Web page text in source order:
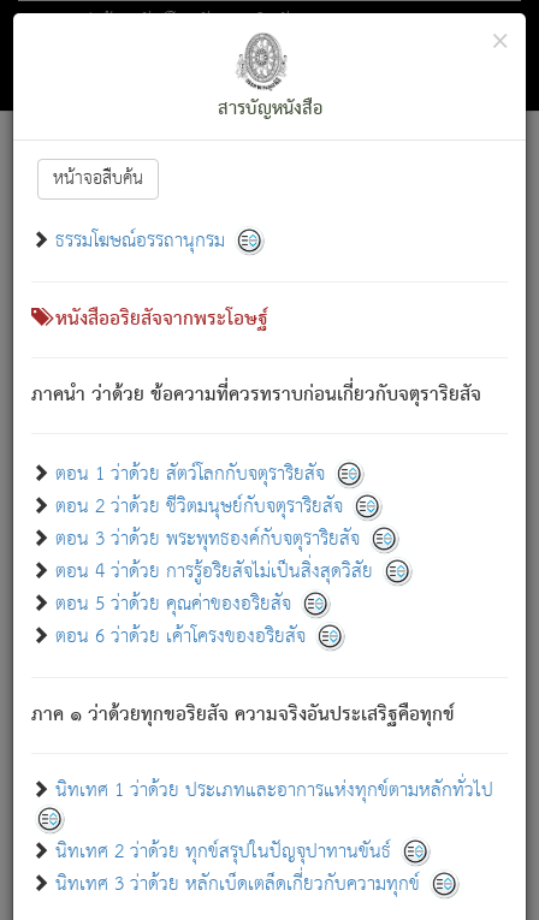
ตอน 1 ว่าด้วย สัตว์โลกกับจตุราริยสัจ
สารบัญ×
สารบัญหนังสือ
หน้าจอสืบค้น
ธรรมโฆษณ์อรรถานุกรม
หนังสืออริยสัจจากพระโอษฐ์
ภาคนำ ว่าด้วย ข้อความที่ควรทราบก่อนเกี่ยวกับจตุราริยสัจ
ตอน 1 ว่าด้วย สัตว์โลกกับจตุราริยสัจ
ตอน 2 ว่าด้วย ชีวิตมนุษย์กับจตุราริยสัจ
ตอน 3 ว่าด้วย พระพุทธองค์กับจตุราริยสัจ
ตอน 4 ว่าด้วย การรู้อริยสัจไม่เป็นสิ่งสุดวิสัย
ตอน 5 ว่าด้วย คุณค่าของอริยสัจ
ตอน 6 ว่าด้วย เค้าโครงของอริยสัจ
ภาค ๑ ว่าด้วยทุกขอริยสัจ ความจริงอันประเสริฐคือทุกข์
นิทเทศ 1 ว่าด้วย ประเภทและอาการแห่งทุกข์ตามหลักทั่วไป
นิทเทศ 2 ว่าด้วย ทุกข์สรุปในปัญจุปาทานขันธ์
นิทเทศ 3 ว่าด้วย หลักเบ็ดเตล็ดเกี่ยวกับความทุกข์
Font :15 ]||
สัตว์โลกนี้ เกิดความเดือดร้อนแล้ว มีผัสสะบังหน้า
เขาสำคัญสิ่งใด โดยความเป็นประการใด แต่สิ่งนั้นย่อมเป็น
(ตามที่เป็นจริง) โดยประการอื่นจากที่เขาสำคัญนั้น
สัตว์โลกติดข้องอยู่ในภพ ถูกภพบังหน้าแล้ว มีภพโดยความ
เป็นอย่างอื่น (จากที่มันเป็นอยู่จริง) จึงได้เพลิดเพลินยิ่งนักในภพ
เขาเพลิดเพลินยิ่งนักในสิ่งใด สิ่งนั้นเป็นภัย (ที่เขาไม่รู้จัก)
เขากลัวต่อสิ่งใดสิ่งนั้นเป็นทุกข์
พรหมจรรย์นี้ อันบุคคลย่อมประพฤติ ก็เพื่อการละขาดซึ่ง
ภพ.
สมณะหรือพราหมณ์เหล่าใด กล่าวความหลุดพ้นจากภพว่า
มีได้เพราะภพ เรากล่าวว่า สมณะหรือพราหมณ์ทั้งปวงนั้น
มิใช่ผู้หลดพ้นจากภพ.
ภพ ว่ามีได้เพราะวิภพ[2]: เรากล่าวว่า สมณะหรือพราหมณ์ทั้ง
ปวงนั้น ก็ยังสลัดภพออกไปไม่ได้.
ก็ทุกข์นี้มีขึ้น เพราะอาศัยซึ่งอุปธิทั้งปวง.
เพราะความสิ้นไปแห่งอุปาทานทั้งปวง ความเกิดขึ้นแห่ง
ทุกข์จึงไม่มี.
ท่านจงดูโลกนี้เถิด (จะเห็นว่า) สัตว์ทั้งหลายอันอวิชาหนา
แน่นบังหนาแล้ว; และว่า สัตว์ผู้ยินดีในภพอันเป็นแล้วนั้น ย่อม